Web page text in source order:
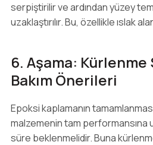
serpiştirilir ve ardından yüzey
uzaklaştırılır. Bu, özellikle ıslak
6. Aşama: Kürlenme
Bakım Önerileri
Epoksi kaplamanın
malzemenin tam performansına
süre beklenmelidir. Buna